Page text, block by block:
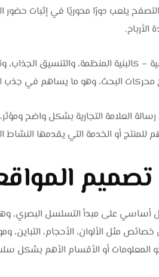
يلعب دورًا محوريًا في إثبات حضور
– كالبنية المنظمة، والتنسيق
البحث، وهو ما يساهم في جذب
العلامة التجارية بشكل واضح
أو الخدمة التي يقدمها النشاط
أساسي على مبدأ التسلسل البصري،
مثل الألوان، الأحجام، التباين،
المعلومات أو الأقسام الأهم بشكل